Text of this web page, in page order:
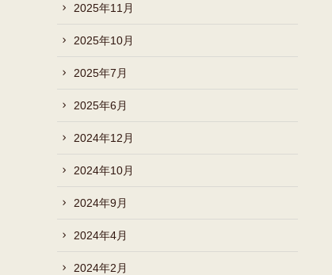
2025年11月
2025年10月
2025年7月
2025年6月
2024年12月
2024年10月
2024年9月
2024年4月
2024年2月